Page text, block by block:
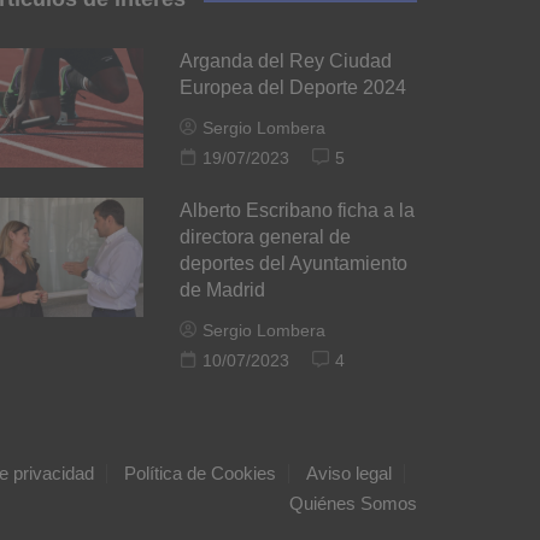
Arganda del Rey Ciudad
Europea del Deporte 2024
Sergio Lombera
19/07/2023
5
Alberto Escribano ficha a la
directora general de
deportes del Ayuntamiento
de Madrid
Sergio Lombera
10/07/2023
4
privacidad Política de Cookies
Aviso legal
Quiénes Somos